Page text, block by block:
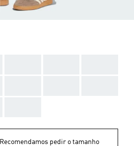
Recomendamos pedir o tamanho